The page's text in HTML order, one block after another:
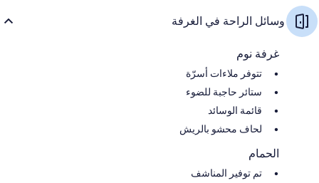
وسائل الراحة في الغرفة
غرفة نوم
تتوفر ملاءات أسرّة
ستائر حاجبة للضوء
قائمة الوسائد
لحاف محشو بالريش
الحمام
تم توفير المناشف